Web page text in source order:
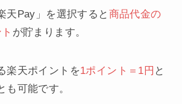
天Pay」を選択すると 商品代金の
が貯まります。
楽天ポイントを1ポイント＝1円 と
も可能です。